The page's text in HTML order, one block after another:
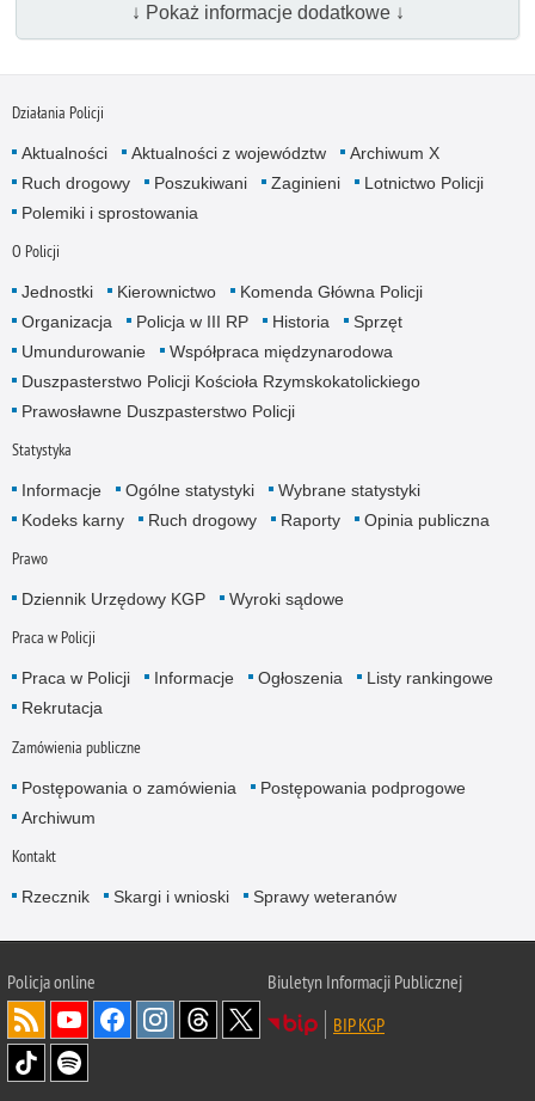
↓ Pokaż informacje dodatkowe ↓
Działania Policji
Aktualności Aktualności z województw
Archiwum X
Ruch drogowy
Poszukiwani Zaginieni
Lotnictwo Policji
Polemiki i sprostowania
O Policji
Jednostki Kierownictwo
Komenda Główna Policji
Organizacja
Policja w III RP Historia
Sprzęt
Umundurowanie
Współpraca międzynarodowa
Duszpasterstwo Policji Kościoła Rzymskokatolickiego
Prawosławne Duszpasterstwo Policji
Statystyka
Informacje Ogólne statystyki
Wybrane statystyki
Kodeks karny
Ruch drogowy Raporty Opinia publiczna
Prawo
Dziennik Urzędowy KGP Wyroki sądowe
Praca w Policji
Praca w Policji Informacje Ogłoszenia
Listy rankingowe
Rekrutacja
Zamówienia publiczne
Postępowania o zamówienia
Postępowania podprogowe
Archiwum
Kontakt
Rzecznik Skargi i wnioski Sprawy weteranów
Policjaonline
Biuletyn Informacji Publicznej
BIP KGP